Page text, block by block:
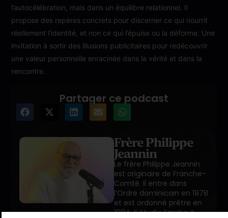
l’autocélébration, mais dans un équilibre relationnel. Il
propose des repères concrets pour discerner ce qui nourrit
réellement l’identité, et non ce qui l’épuise ou la déforme. Une
invitation à sortir des illusions publicitaires pour redécouvrir
une valeur personnelle enracinée dans la vérité et dans la
rencontre.
Partager ce podcast
Frère Philippe
Jeannin
Le frère Philippe Jeannin
est originaire de Franche-
Comté. Il entre dans
l’Ordre dominicain en 1978
et est ordonné prêtre en
1984. Il étudie l’arabe à